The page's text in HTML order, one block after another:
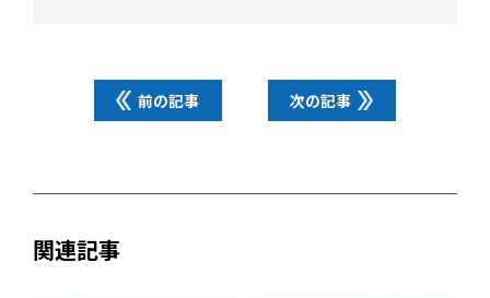
前の記事 次の記事
関連記事